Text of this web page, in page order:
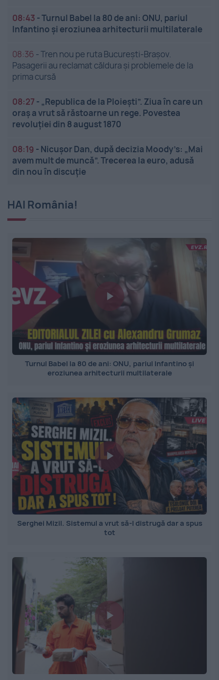
08:43 -Turnul Babel la 80 de ani: ONU, pariul
Infantino și eroziunea arhitecturii multilaterale
08:36 -Tren nou pe ruta București-Brașov.
Pasagerii au reclamat căldura și problemele de la
prima cursă
08:27 - „Republica de la Ploiești”. Ziua în care un
oraș a vrut să răstoarne un rege. Povestea
revoluției din 8 august 1870
08:19 - Nicușor Dan, după decizia Moody’s: „Mai
avem mult de muncă”. Trecerea la euro, adusă
din nou în discuție
HAI România!
Turnul Babel la 80 de ani: ONU, pariul Infantino și
eroziunea arhitecturii multilaterale
Serghei Mizil. Sistemul a vrut să-l distrugă dar a spus
tot